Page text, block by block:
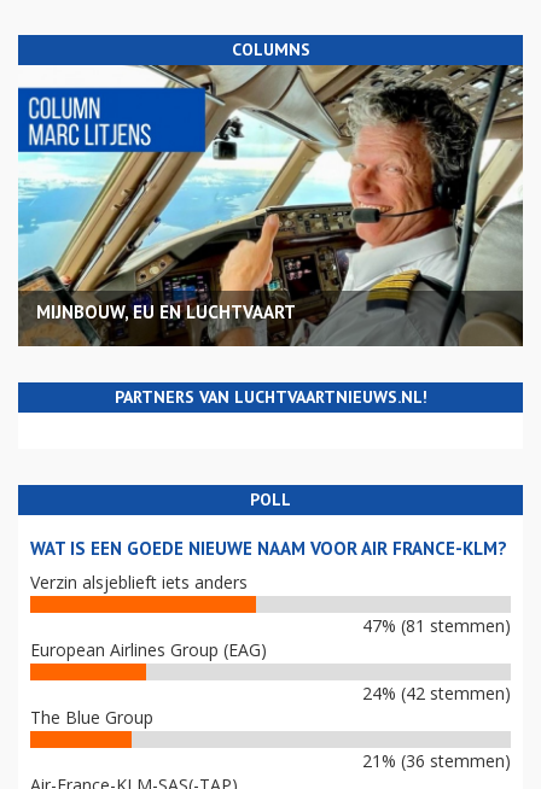
COLUMNS
MIJNBOUW, EU EN LUCHTVAART
PARTNERS VAN LUCHTVAARTNIEUWS.NL!
POLL
WAT IS EEN GOEDE NIEUWE NAAM VOOR AIR FRANCE-KLM?
Verzin alsjeblieft iets anders
47% (81 stemmen)
European Airlines Group (EAG)
24% (42 stemmen)
The Blue Group
21% (36 stemmen)